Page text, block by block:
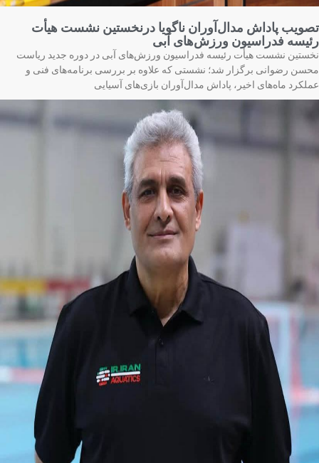
پاداش مدال‌آوران ناگویا درنخستین نشست هیأت
فدراسیون ورزش‌های آبی
نشست هیأت رئیسه فدراسیون ورزش‌های آبی در دوره جدید ریاست
رضوانی برگزار شد؛ نشستی که علاوه بر بررسی برنامه‌های فنی و
ماه‌های اخیر، پاداش مدال‌آوران بازی‌های آسیایی